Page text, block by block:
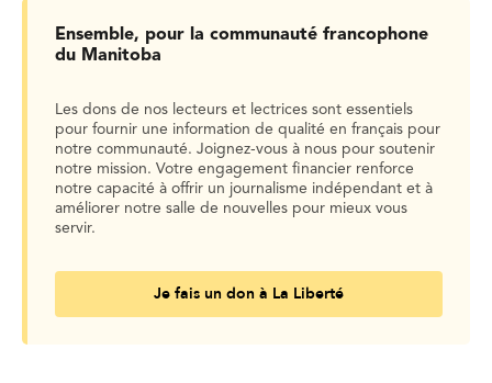
Ensemble, pour la communauté francophone
du Manitoba
Les dons de nos lecteurs et lectrices sont essentiels
pour fournir une information de qualité en français pour
notre communauté. Joignez-vous à nous pour soutenir
notre mission. Votre engagement financier renforce
notre capacité à offrir un journalisme indépendant et à
améliorer notre salle de nouvelles pour mieux vous
servir.
Je fais un don à La Liberté